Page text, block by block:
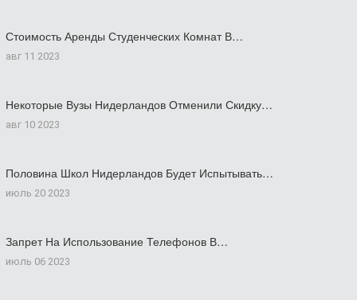
Стоимость Аренды Студенческих Комнат В…
авг 11 2023
Некоторые Вузы Нидерландов Отменили Скидку…
авг 10 2023
Половина Школ Нидерландов Будет Испытывать…
июль 20 2023
Запрет На Использование Телефонов В…
июль 06 2023